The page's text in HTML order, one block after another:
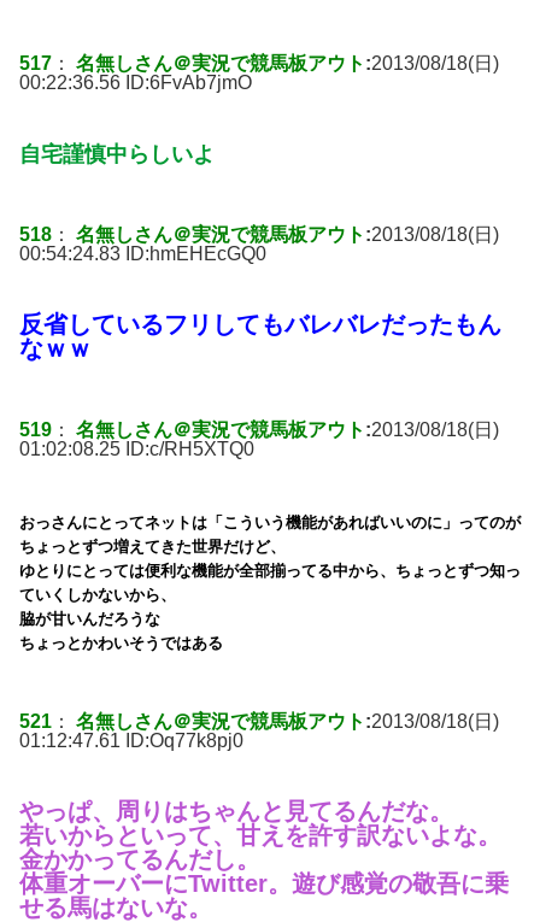
517 ： 名無しさん＠実況で競馬板アウト :2013/08/18(日)
00:22:36.56 ID:6FvAb7jmO
自宅謹慎中らしいよ
518 ： 名無しさん＠実況で競馬板アウト :2013/08/18(日)
00:54:24.83 ID:hmEHEcGQ0
反省しているフリしてもバレバレだったもん
なｗｗ
519 ： 名無しさん＠実況で競馬板アウト :2013/08/18(日)
01:02:08.25 ID:c/RH5XTQ0
おっさんにとってネットは「こういう機能があればいいのに」ってのが
ちょっとずつ増えてきた世界だけど、
ゆとりにとっては便利な機能が全部揃ってる中から、ちょっとずつ知っ
ていくしかないから、
脇が甘いんだろうな
ちょっとかわいそうではある
521 ： 名無しさん＠実況で競馬板アウト :2013/08/18(日)
01:12:47.61 ID:Oq77k8pj0
やっぱ、周りはちゃんと見てるんだな。
若いからといって、甘えを許す訳ないよな。
金かかってるんだし。
体重オーバーにTwitter。遊び感覚の敬吾に乗
せる馬はないな。